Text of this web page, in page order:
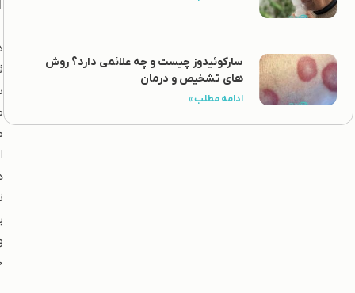
سارکوئیدوز چیست و چه علائمی دارد؟ روش
های تشخیص و درمان
ادامه مطلب »